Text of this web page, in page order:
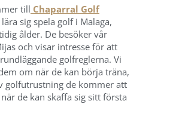
till Chaparral Golf
sig spela golf i Malaga,
ålder. De besöker vår
och visar intresse för att
golfreglerna. Vi
om när de kan börja träna,
golfutrustning de kommer att
de kan skaffa sig sitt första